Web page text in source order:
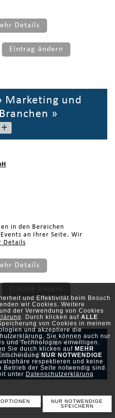
und Effektivität beim Besuch
wir Cookies. Weitere
der Verwendung von Cookies
. Durch klicken auf ALLE
von Cookies in meinem
und akzeptiere die
Sie können auch nur
und Technologien einwilligen.
Sie durch klicken auf MEHR
NUR NOTWENDIGE
respektieren und keine
Betrieb der Seite notwendig sind.
unter Datenschutzerklärung
NUR NOTWENDIGE
SPEICHERN
Details
Eintrag ändern
Marketing und
»
+
in den Bereichen
an Ihrer Seite. Wir
Details
Details
Marketing und
»
Düsseldorf, mit Herz